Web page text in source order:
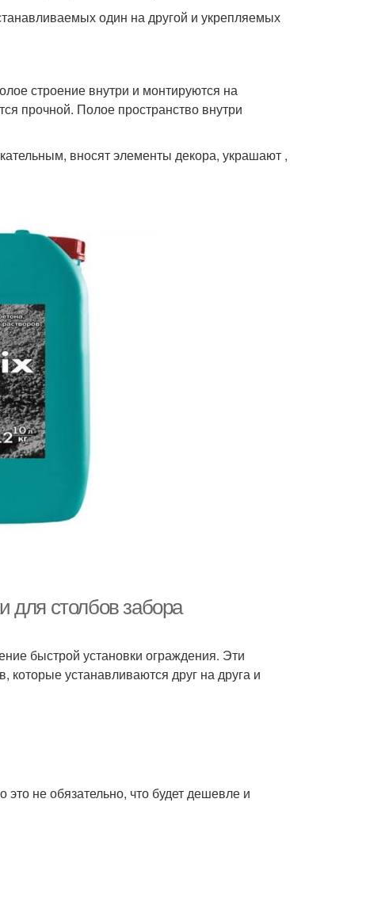
один на другой и укрепляемых
строение внутри и монтируются на
прочной. Полое пространство внутри
вносят элементы декора, украшают ,
для столбов забора
быстрой установки ограждения. Эти
которые устанавливаются друг на друга и
не обязательно, что будет дешевле и